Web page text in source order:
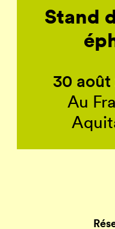
Stand
30 août
Au